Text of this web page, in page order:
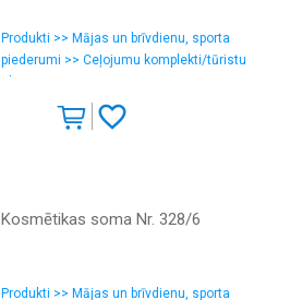
Produkti >> Mājas un brīvdienu, sporta
piederumi >> Ceļojumu komplekti/tūristu
Kosmētikas soma Nr. 328/6
Produkti >> Mājas un brīvdienu, sporta